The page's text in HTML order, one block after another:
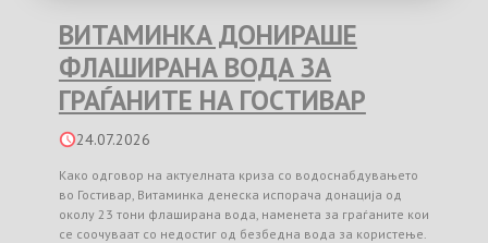
ВИТАМИНКА ДОНИРАШЕ
ФЛАШИРАНА ВОДА ЗА
ГРАЃАНИТЕ НА ГОСТИВАР
24.07.2026
Како одговор на актуелната криза со водоснабдувањето
во Гостивар, Витаминка денеска испорача донација од
околу 23 тони флаширана вода, наменета за граѓаните кои
се соочуваат со недостиг од безбедна вода за користење.